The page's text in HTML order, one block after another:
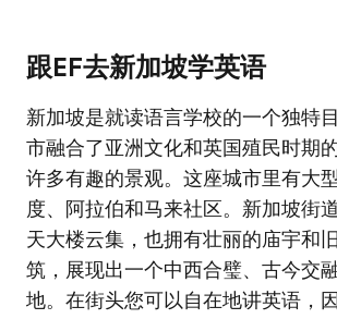
跟EF去新加坡学英语
新加坡是就读语言学校的一个独特
市融合了亚洲文化和英国殖民时期
许多有趣的景观。这座城市里有大
度、阿拉伯和马来社区。新加坡街
天大楼云集，也拥有壮丽的庙宇和
筑，展现出一个中西合璧、古今交
地。在街头您可以自在地讲英语，